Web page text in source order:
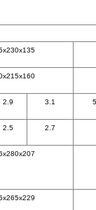
2.9 3.1
2.5 2.7